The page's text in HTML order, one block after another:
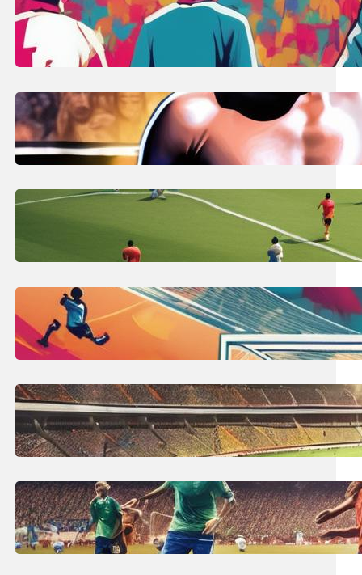
9 lipca, 2025
Ile zmian w meczu piłkarskim?
Liczba i zasady na Euro 2024!
8 lipca, 2025
Cody Rhodes: Szczegóły zwrotu
The American Nightmare do WWE
Raw!
Co to jest spalony w piłce nożnej?
Definicja spalonego!
7 lipca, 2025
Wymiary bramki piłkarskiej:
profesjonalny rozmiar do piłki
nożnej
6 lipca, 2025
Największy stadion na świecie:
Top 10 największych obiektów
piłkarskich!
5 lipca, 2025
Ile trwa mecz piłki nożnej? Czas
gry, przerwa i co wpływa na to?